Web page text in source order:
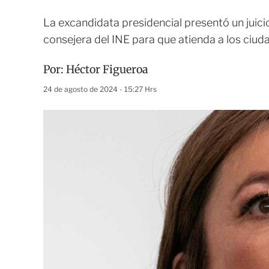
La excandidata presidencial presentó un
consejera del INE para que atienda a los
Por: Héctor Figueroa
24 de agosto de 2024 - 15:27 Hrs